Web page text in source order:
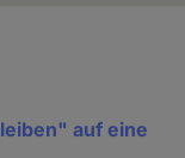
auf eine